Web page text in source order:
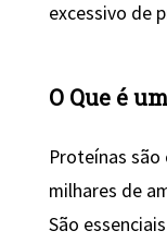
excessivo de
O Que é
Proteínas
milhares de
São